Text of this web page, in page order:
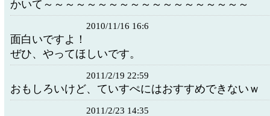
かいて～～～～～～～～～～～～～～～～～～～
2010/11/16 16:6
面白いですよ！
ぜひ、やってほしいです。
2011/2/19 22:59
おもしろいけど、ていすぺにはおすすめできないｗ
2011/2/23 14:35